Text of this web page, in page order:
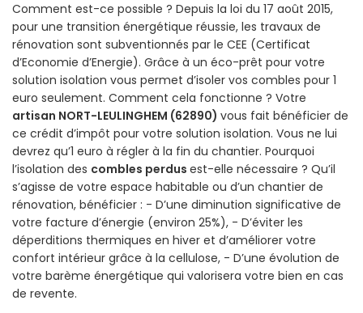
Comment est-ce possible ? Depuis la loi du 17 août 2015,
pour une transition énergétique réussie, les travaux de
rénovation sont subventionnés par le CEE (Certificat
d’Economie d’Energie). Grâce à un éco-prêt pour votre
solution isolation vous permet d’isoler vos combles pour 1
euro seulement. Comment cela fonctionne ? Votre
artisan NORT-LEULINGHEM (62890) vous fait bénéficier de
ce crédit d’impôt pour votre solution isolation. Vous ne lui
devrez qu’1 euro à régler à la fin du chantier. Pourquoi
l’isolation des combles perdus est-elle nécessaire ? Qu’il
s’agisse de votre espace habitable ou d’un chantier de
rénovation, bénéficier : - D’une diminution significative de
votre facture d’énergie (environ 25%), - D’éviter les
déperditions thermiques en hiver et d’améliorer votre
confort intérieur grâce à la cellulose, - D’une évolution de
votre barème énergétique qui valorisera votre bien en cas
de revente.